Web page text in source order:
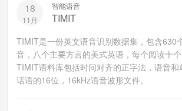
18
11月
智能语音
TIMIT
TIMIT是一份英文语音识别数据集，包含630
音，八个主要方言的美式英语，每个阅读十个
TIMIT语料库包括时间对齐的正字法，语音和
话语的16位，16kHz语音波形文件。